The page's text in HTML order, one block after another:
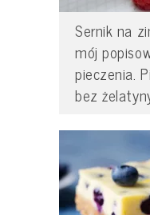
Sernik na
mój
pieczenia.
bez